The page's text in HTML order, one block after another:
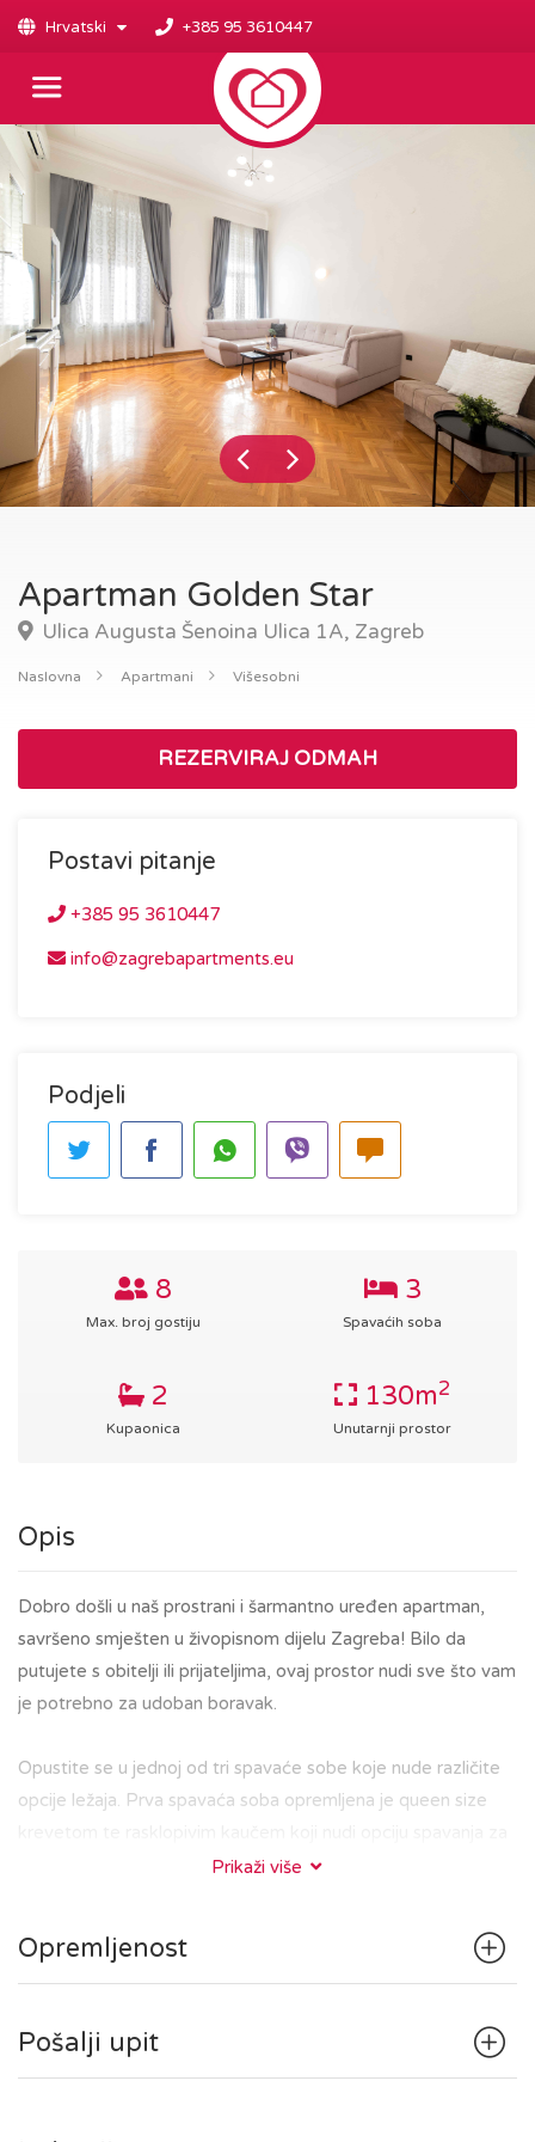
Hrvatski +385 95 3610447
Apartman Golden Star
Ulica Augusta Šenoina Ulica 1A, Zagreb
Naslovna Apartmani Višesobni
REZERVIRAJ ODMAH
Postavi pitanje
+385 95 3610447
info@zagrebapartments.eu
Podjeli
8
Max. broj gostiju
3
Spavaćih soba
2
Kupaonica
130m2
Unutarnji prostor
Opis
Dobro došli u naš prostrani i šarmantno uređen apartman,
savršeno smješten u živopisnom dijelu Zagreba! Bilo da
putujete s obitelji ili prijateljima, ovaj prostor nudi sve što vam
je potrebno za udoban boravak.
Opustite se u jednoj od tri spavaće sobe koje nude različite
opcije ležaja. Prva spavaća soba opremljena je queen size
dvije osobe. U drugoj spavaćoj sobi se nalazi udobni queen
jednu osobu te pripadajuću kupaonicu. Također, u apartmanu
se nalazi prostrani dnevni boravak s veilikom kutnom
spavanja za jednu osobu.
U apartmanu se nalaze dvije kupaonice koje su moderne i
Prikaži više
Opremljenost
Pošalji upit